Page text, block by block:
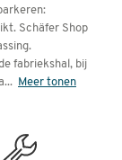
Schäfer Shop
fabriekshal, bij
... Meer tonen